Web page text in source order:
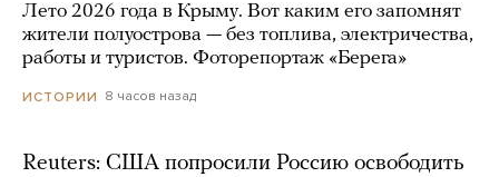
Лето 2026 года в Крыму. Вот каким его запомнят
жители полуострова — без топлива, электричества,
работы и туристов. Фоторепортаж «Берега»
ИСТОРИИ 8 часов назад
Reuters: США попросили Россию освободить